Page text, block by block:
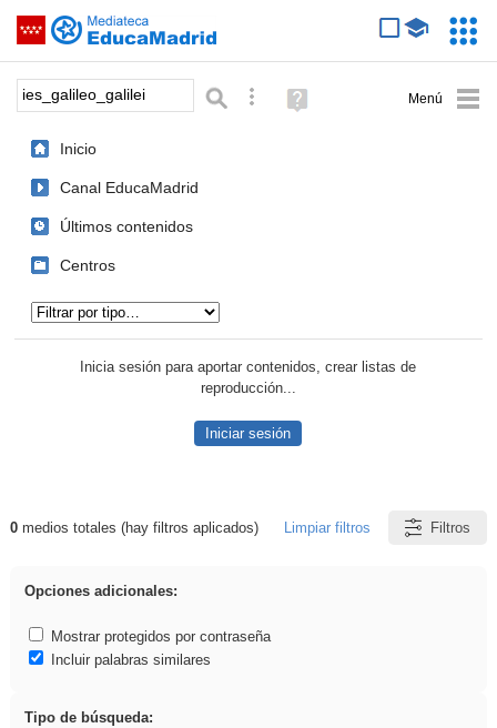
Saltar navegación
Palabra o frase: Búsqueda avanzada
Ayuda
(en
Inicio
Canal EducaMadrid
Últimos contenidos
Centros
Inicia sesión para aportar contenidos, crear listas de
reproducción...
Iniciar sesión
Resultados de: ies_galileo_galilei
0medios totales (hay filtros aplicados) Limpiar filtros Filtros
Opciones adicionales:
Mostrar protegidos por contraseña
Incluir palabras similares
Tipo de búsqueda: